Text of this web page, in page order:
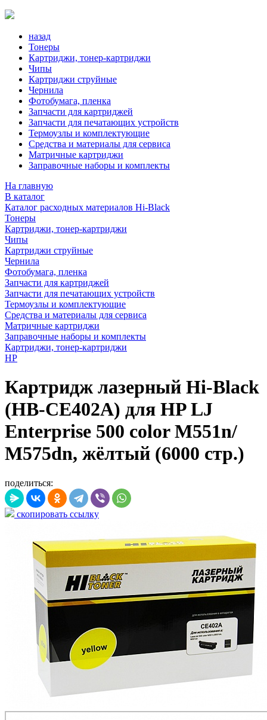
назад
Тонеры
Картриджи, тонер-картриджи
Чипы
Картриджи струйные
Чернила
Фотобумага, пленка
Запчасти для картриджей
Запчасти для печатающих устройств
Термоузлы и комплектующие
Средства и материалы для сервиса
Матричные картриджи
Заправочные наборы и комплекты
На главную
В каталог
Каталог расходных материалов Hi-Black
Тонеры
Картриджи, тонер-картриджи
Чипы
Картриджи струйные
Чернила
Фотобумага, пленка
Запчасти для картриджей
Запчасти для печатающих устройств
Термоузлы и комплектующие
Средства и материалы для сервиса
Матричные картриджи
Заправочные наборы и комплекты
Картриджи, тонер-картриджи
HP
Картридж лазерный Hi-Black
(HB-CE402A) для HP LJ
Enterprise 500 color M551n/
M575dn, жёлтый (6000 стр.)
поделиться:
скопировать ссылку